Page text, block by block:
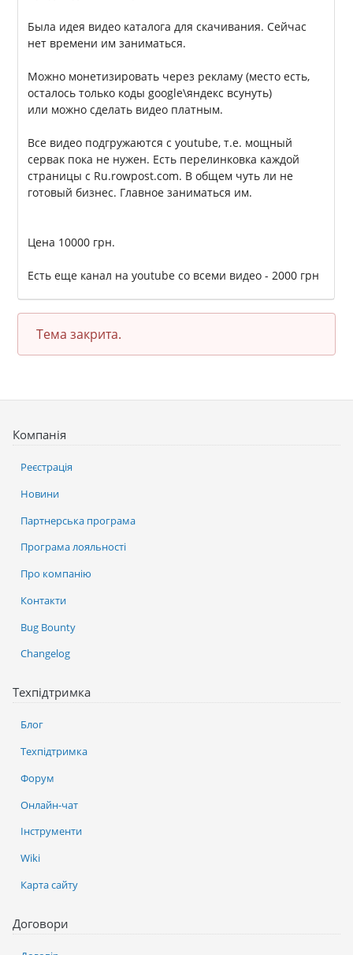
Была идея видео каталога для скачивания. Сейчас
нет времени им заниматься.
Можно монетизировать через рекламу (место есть,
осталось только коды google\яндекс всунуть)
или можно сделать видео платным.
Все видео подгружаются с youtube, т.е. мощный
сервак пока не нужен. Есть перелинковка каждой
страницы с Ru.rowpost.com. В общем чуть ли не
готовый бизнес. Главное заниматься им.
Цена 10000 грн.
Есть еще канал на youtube со всеми видео - 2000 грн
Тема закрита.
Компанія
Реєстрація
Новини
Партнерська програма
Програма лояльності
Про компанію
Контакти
Bug Bounty
Changelog
Техпідтримка
Блог
Техпідтримка
Форум
Онлайн-чат
Інструменти
Wiki
Карта сайту
Договори